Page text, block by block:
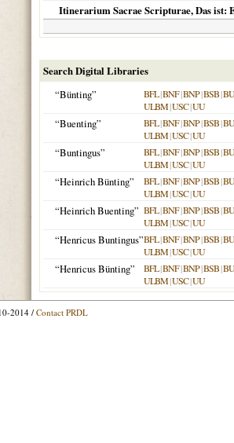
Itinerarium Sacrae Scripturae, Das ist:
Search Digital Libraries
“Bünting”
BFL|BNF|BNP|BSB|
ULBM|USC|UU
“Buenting” BFL|BNF|BNP|BSB|
ULBM|USC|UU
“Buntingus” BFL|BNF|BNP|BSB|
ULBM|USC|UU
“Heinrich Bünting” BFL|BNF|BNP|BSB|
ULBM|USC|UU
“Heinrich Buenting” BFL|BNF|BNP|BSB|
ULBM|USC|UU
“Henricus Buntingus”BFL|BNF|BNP|BSB|
ULBM|USC|UU
“Henricus Bünting” BFL|BNF|BNP|BSB|
ULBM|USC|UU
2014 / Contact PRDL